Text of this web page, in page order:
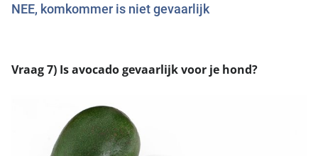
NEE, komkommer is niet gevaarlijk
Vraag 7) Is avocado gevaarlijk voor je hond?